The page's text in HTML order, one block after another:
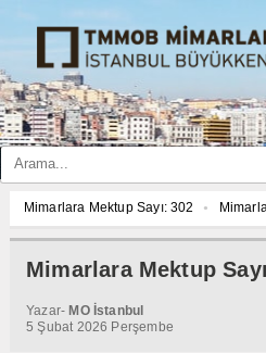
Mimarlara Mektup Sayı: 302
Mimarlara Mektup Sayı: 300
Mimarlara Mektup Sayı: 308
Mimarlara Mektup
Yazar- MO İstanbul
5 Şubat 2026 Perşembe